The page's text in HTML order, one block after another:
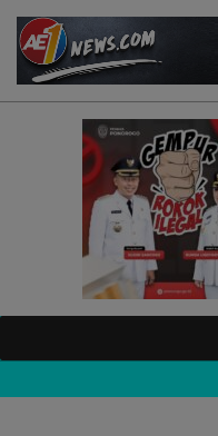
Skip
content
AE1NEWS
Navigation